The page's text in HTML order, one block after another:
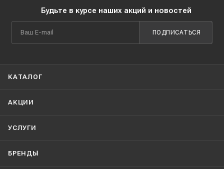
Будьте в курсе наших акций и новостей
ПОДПИСАТЬСЯ
КАТАЛОГ
АКЦИИ
УСЛУГИ
БРЕНДЫ